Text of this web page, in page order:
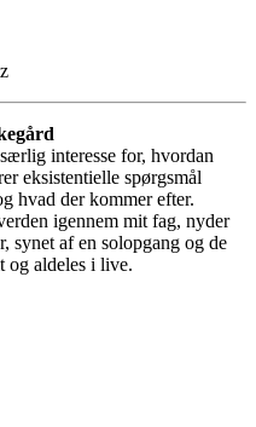
interesse for, hvordan
eksistentielle spørgsmål
hvad der kommer efter.
igennem mit fag, nyder
synet af en solopgang og de
og aldeles i live.